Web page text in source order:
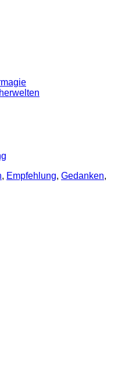
, Empfehlung, Gedanken,